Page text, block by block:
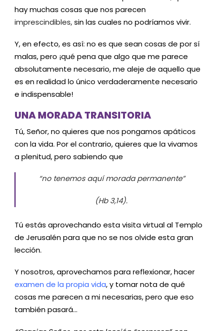
hay muchas cosas que nos parecen
imprescindibles,sin las cuales no podríamos vivir.
Y, en efecto, es así: no es que sean cosas de por sí
malas, pero ¡qué pena que algo que me parece
absolutamente necesario, me aleje de aquello que
es en realidad lo único verdaderamente necesario
e indispensable!
UNA MORADA TRANSITORIA
Tú, Señor, no quieres que nos pongamos apáticos
con la vida. Por el contrario, quieres que la vivamos
a plenitud, pero sabiendo que
“no tenemos aquí morada permanente”
(Hb 3,14).
Tú estás aprovechando esta visita virtual al Templo
de Jerusalén para que no se nos olvide esta gran
lección.
Y nosotros, aprovechamos para reflexionar, hacer
examen de la propia vida, y tomar nota de qué
cosas me parecen a mi necesarias, pero que eso
también pasará…